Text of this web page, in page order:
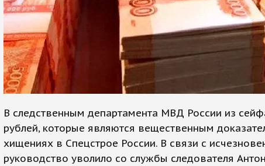
В следственным департамента МВД России из
рублей, которые являются вещественным
хищениях в Спецстрое России. В связи с
руководство уволило со службы следователя